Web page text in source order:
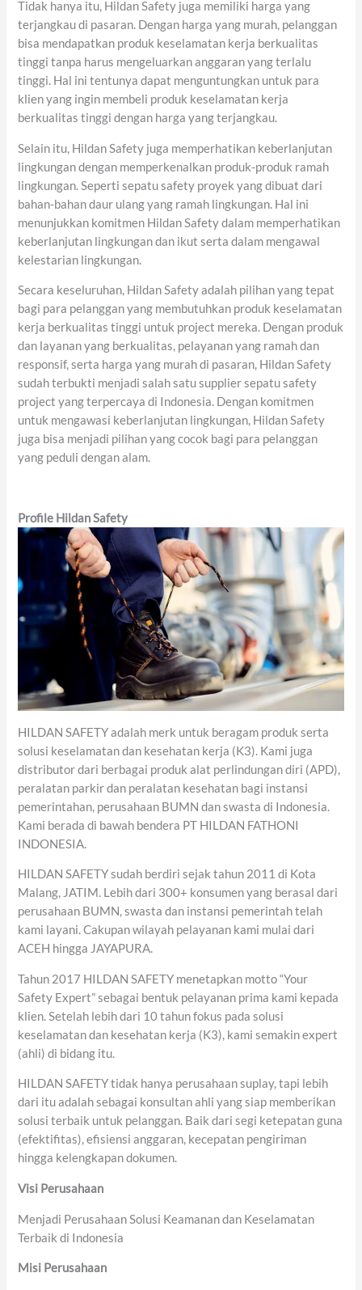
Tidak hanya itu, Hildan Safety juga memiliki harga yang
terjangkau di pasaran. Dengan harga yang murah, pelanggan
bisa mendapatkan produk keselamatan kerja berkualitas
tinggi tanpa harus mengeluarkan anggaran yang terlalu
tinggi. Hal ini tentunya dapat menguntungkan untuk para
klien yang ingin membeli produk keselamatan kerja
berkualitas tinggi dengan harga yang terjangkau.
Selain itu, Hildan Safety juga memperhatikan keberlanjutan
lingkungan dengan memperkenalkan produk-produk ramah
lingkungan. Seperti sepatu safety proyek yang dibuat dari
bahan-bahan daur ulang yang ramah lingkungan. Hal ini
menunjukkan komitmen Hildan Safety dalam memperhatikan
keberlanjutan lingkungan dan ikut serta dalam mengawal
kelestarian lingkungan.
Secara keseluruhan, Hildan Safety adalah pilihan yang tepat
bagi para pelanggan yang membutuhkan produk keselamatan
kerja berkualitas tinggi untuk project mereka. Dengan produk
dan layanan yang berkualitas, pelayanan yang ramah dan
responsif, serta harga yang murah di pasaran, Hildan Safety
sudah terbukti menjadi salah satu supplier sepatu safety
project yang terpercaya di Indonesia. Dengan komitmen
untuk mengawasi keberlanjutan lingkungan, Hildan Safety
juga bisa menjadi pilihan yang cocok bagi para pelanggan
yang peduli dengan alam.
Profile Hildan Safety
HILDAN SAFETY adalah merk untuk beragam produk serta
solusi keselamatan dan kesehatan kerja (K3). Kami juga
distributor dari berbagai produk alat perlindungan diri (APD),
peralatan parkir dan peralatan kesehatan bagi instansi
pemerintahan, perusahaan BUMN dan swasta di Indonesia.
Kami berada di bawah bendera PT HILDAN FATHONI
INDONESIA.
HILDAN SAFETY sudah berdiri sejak tahun 2011 di Kota
Malang, JATIM. Lebih dari 300+ konsumen yang berasal dari
perusahaan BUMN, swasta dan instansi pemerintah telah
kami layani. Cakupan wilayah pelayanan kami mulai dari
ACEH hingga JAYAPURA.
Tahun 2017 HILDAN SAFETY menetapkan motto “Your
Safety Expert” sebagai bentuk pelayanan prima kami kepada
klien. Setelah lebih dari 10 tahun fokus pada solusi
keselamatan dan kesehatan kerja (K3), kami semakin expert
(ahli) di bidang itu.
HILDAN SAFETY tidak hanya perusahaan suplay, tapi lebih
dari itu adalah sebagai konsultan ahli yang siap memberikan
solusi terbaik untuk pelanggan. Baik dari segi ketepatan guna
(efektifitas), efisiensi anggaran, kecepatan pengiriman
hingga kelengkapan dokumen.
Visi Perusahaan
Menjadi Perusahaan Solusi Keamanan dan Keselamatan
Terbaik di Indonesia
Misi Perusahaan